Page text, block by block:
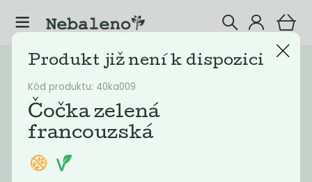
Katalog Potraviny
Filtrovat produkty
Doporučené
Kód produktu: 40ka009
Čočka zelená
francouzská
Produkt již není k dispozici